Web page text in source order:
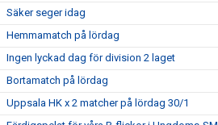
Säker seger idag
Hemmamatch på lördag
Ingen lyckad dag för division 2 laget
Bortamatch på lördag
Uppsala HK x 2 matcher på lördag 30/1